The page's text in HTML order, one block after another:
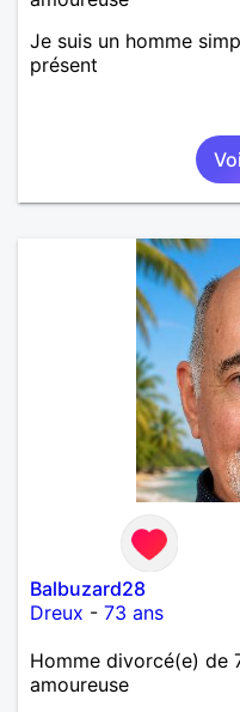
Je suis un homme
présent
Balbuzard28
Dreux - 73 ans
Homme divorcé(e) de
amoureuse